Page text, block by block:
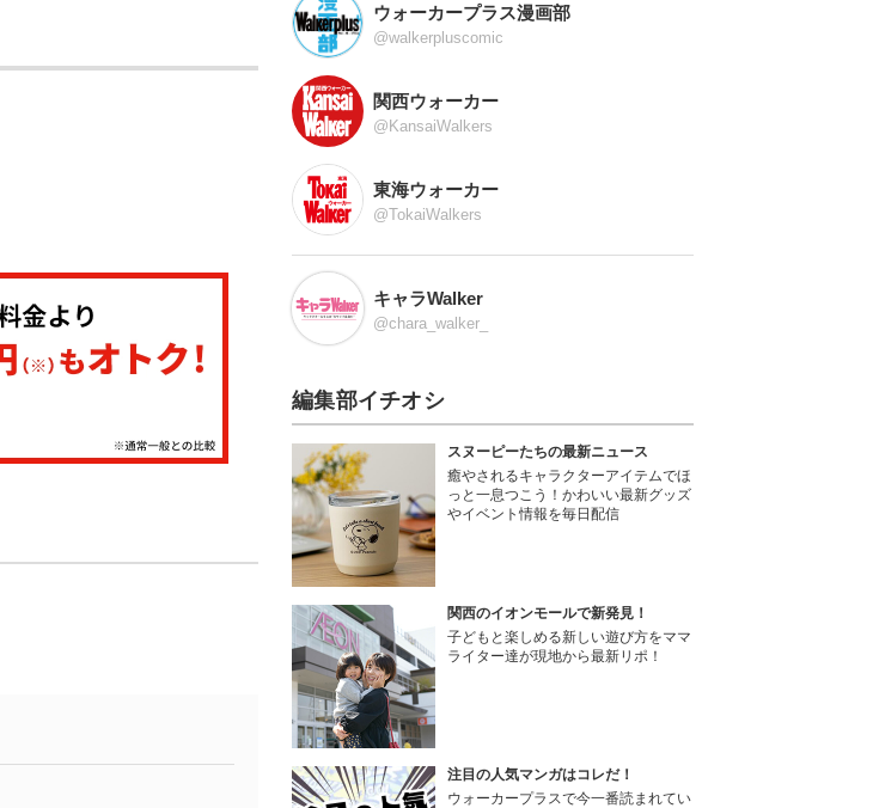
ウォーカープラス漫画部
@walkerpluscomic
関西ウォーカー
@KansaiWalkers
東海ウォーカー
@TokaiWalkers
キャラWalker
@chara_walker_
編集部イチオシ
スヌーピーたちの最新ニュース
癒やされるキャラクターアイテムでほ
っと一息つこう！かわいい最新グッズ
やイベント情報を毎日配信
関西のイオンモールで新発見！
子どもと楽しめる新しい遊び方をママ
ライター達が現地から最新リポ！
注目の人気マンガはコレだ！
ウォーカープラスで今一番読まれてい